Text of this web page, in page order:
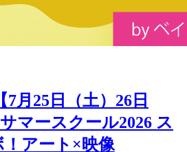
月25日（土）26日
マースクール2026 ス
アート×映像